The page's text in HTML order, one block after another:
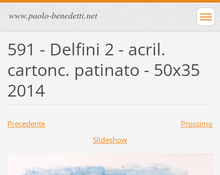
www.paolo-benedetti.net
591 - Delfini 2 - acril.
cartonc. patinato - 50x35
2014
Precedente
Prossimo
Slideshow